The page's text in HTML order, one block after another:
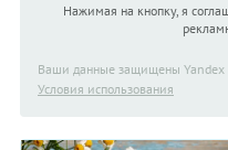
Нажимая на кнопку, я
Ваши данные защищены Yandex
Условия использования